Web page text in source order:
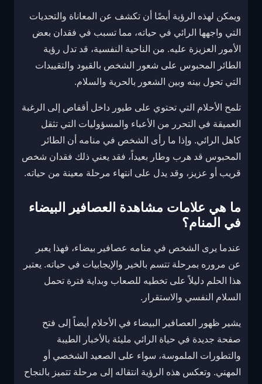
ويمكن لهذه الرؤية أيضًا أن تكشف عن المعاناة والتحديات
التي واجهها الرائي في حياته، مما تسبب في فقدان بعض
الأمور العزيزة عليه. من الناحية النفسية، قد تدل رؤية
الطائر المحبوس على شعور الشخص بالقيود والتقييدات
التي تحول بينه وبين الشعور بالحرية والسلام.
تلمح الأحلام التي تحتوي على طيور داخل أقفاص إلى الرغبة
العميقة في التحرر من الأعباء والمسؤوليات التي تثقل
كاهل الرائي. وإذا ما رأى الشخص في منامه أن الطائر
المحبوس قد هرب وطار بعيداً، فقد يعني ذلك فقدان شخص
قريب أو عزيز، وقد يدل على انتهاء مرحلة معينة من حياته.
ما هي علامات مشاهدة العصافير البيضاء
في المنام؟
عندما يرى الشخص في منامه عصافير بيضاء، فهذا يعبر
عن مروره بمرحلة تتسم بالخير والإيجابيات في حياته. يعتبر
هذا الحلم دليلاً على تخطيه للصعاب وبداية فترة تحمل
السلام النفسي والاستقرار.
يشير ظهور العصافير البيضاء في الأحلام أيضاً إلى فتح
صفحة جديدة في حياة الرائي مليئة بالأخبار الطيبة
والتطورات الملموسة، سواء على الصعيد الشخصي أو
المهني. وتعكس هذه الرؤية انتقاله إلى مرحلة تتميز بالنجاح